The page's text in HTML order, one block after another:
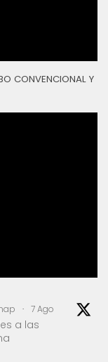
CONVENCIONAL Y
· 7 Ago
a las